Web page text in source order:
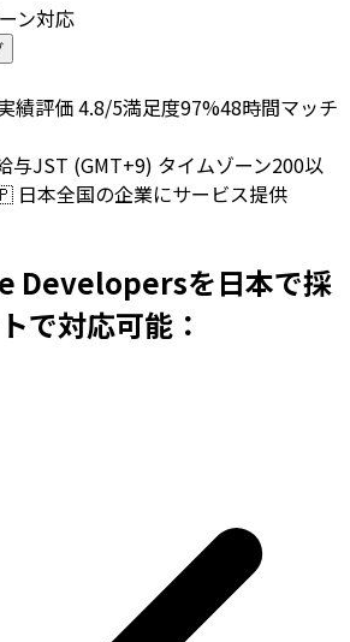
ン対応
績評価 4.8/5満足度97%48時間マッチ
与JST (GMT+9) タイムゾーン200以
日本全国の企業にサービス提供
Developersを日本で採
で対応可能：